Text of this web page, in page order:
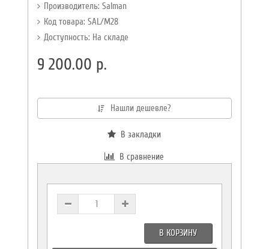
Производитель:Salman
Код товара: SAL/М28
Доступность: На складе
9 200.00 р.
Нашли дешевле?
В закладки
В сравнение
В КОРЗИНУ